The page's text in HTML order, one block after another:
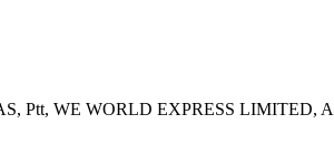
Ptt, WE WORLD EXPRESS